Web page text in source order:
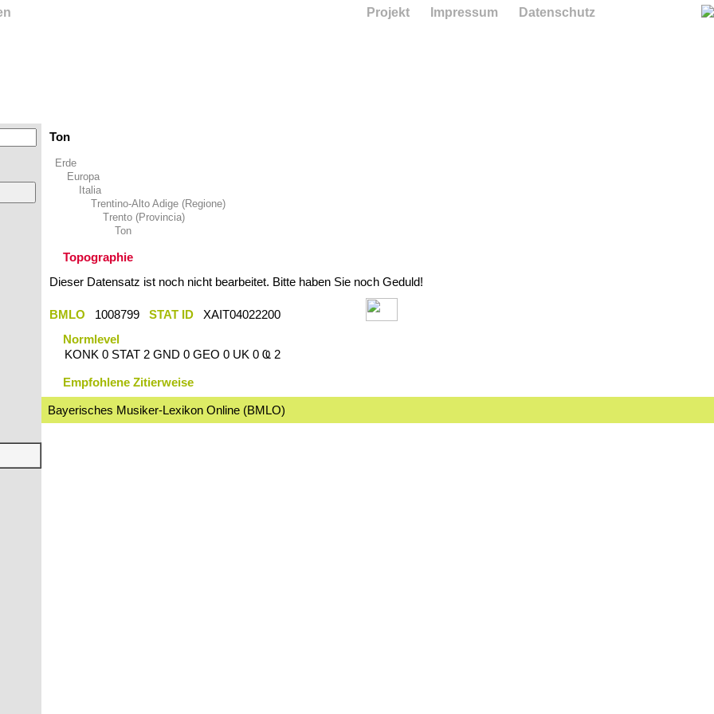
Ton
Erde
Europa
Italia
Trentino-Alto Adige (Regione)
Trento (Provincia)
Ton
Topographie
Dieser Datensatz ist noch nicht bearbeitet. Bitte haben Sie noch Geduld!
BMLO 1008799 STAT ID
XAIT04022200
Normlevel
KONK 0 STAT 2 GND 0 GEO 0 UK 0 Ҩ 2
Empfohlene Zitierweise
Bayerisches Musiker-Lexikon Online (BMLO)
Projekt Impressum Datenschutz